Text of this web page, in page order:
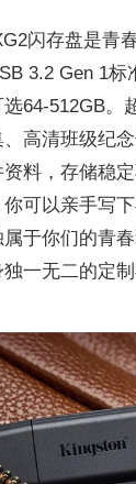
闪存盘是青
3.2 Gen 1标
64-512GB。
高清班级纪
料，存储稳
可以亲手写
于你们的青
一无二的定